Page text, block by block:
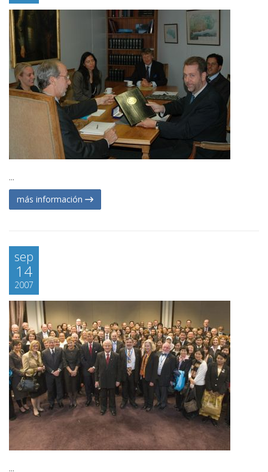
...
más información
sep
14
2007
...